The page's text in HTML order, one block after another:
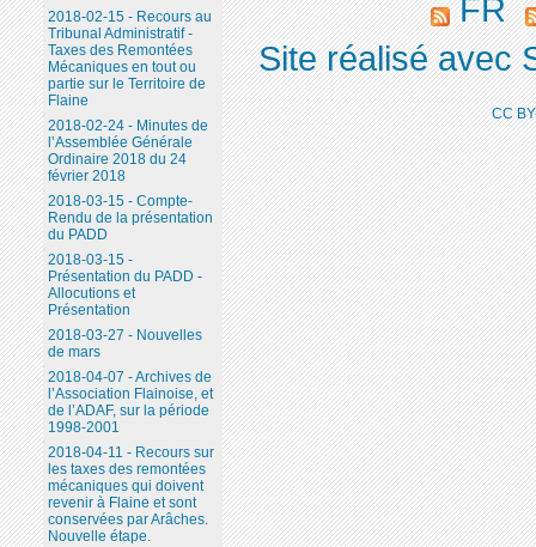
2018-02-15 - Recours au
Tribunal Administratif -
Taxes des Remontées
Mécaniques en tout ou
partie sur le Territoire de
Flaine
2018-02-24 - Minutes de
l’Assemblée Générale
Ordinaire 2018 du 24
février 2018
2018-03-15 - Compte-
Rendu de la présentation
du PADD
2018-03-15 -
Présentation du PADD -
Allocutions et
Présentation
2018-03-27 - Nouvelles
de mars
2018-04-07 - Archives de
l’Association Flainoise, et
de l’ADAF, sur la période
1998-2001
2018-04-11 - Recours sur
les taxes des remontées
mécaniques qui doivent
revenir à Flaine et sont
conservées par Arâches.
Nouvelle étape.
FR
Site réalisé avec
CC